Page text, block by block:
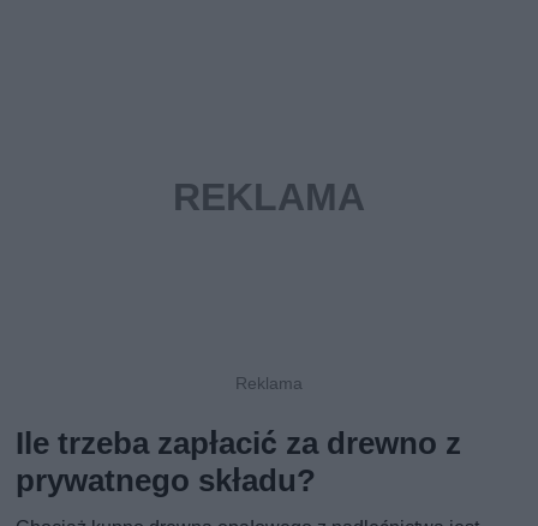
Ile trzeba zapłacić za drewno z
prywatnego składu?